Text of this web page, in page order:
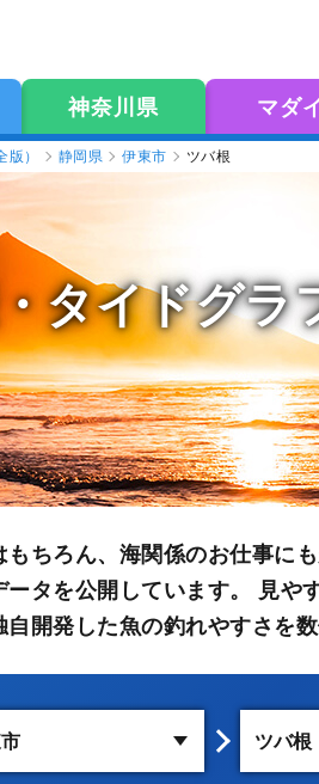
神奈川県 マダ
） 静岡県 伊東市 ツバ根
タイドグラ
ちろん、海関係のお仕事に
タを公開しています。 見や
開発した魚の釣れやすさを